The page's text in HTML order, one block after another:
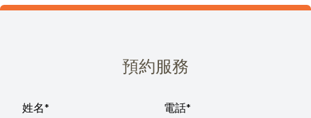
預約服務
姓名* 電話*